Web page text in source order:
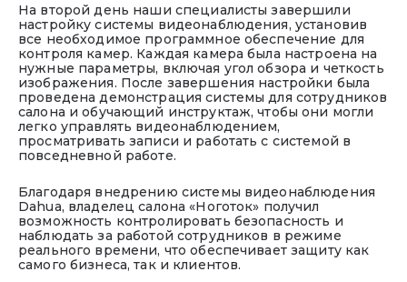
На второй день наши специалисты завершили
настройку системы видеонаблюдения, установив
все необходимое программное обеспечение для
контроля камер. Каждая камера была настроена на
нужные параметры, включая угол обзора и четкость
изображения. После завершения настройки была
проведена демонстрация системы для сотрудников
салона и обучающий инструктаж, чтобы они могли
легко управлять видеонаблюдением,
просматривать записи и работать с системой в
повседневной работе.
Благодаря внедрению системы видеонаблюдения
Dahua, владелец салона «Ноготок» получил
возможность контролировать безопасность и
наблюдать за работой сотрудников в режиме
реального времени, что обеспечивает защиту как
самого бизнеса, так и клиентов.